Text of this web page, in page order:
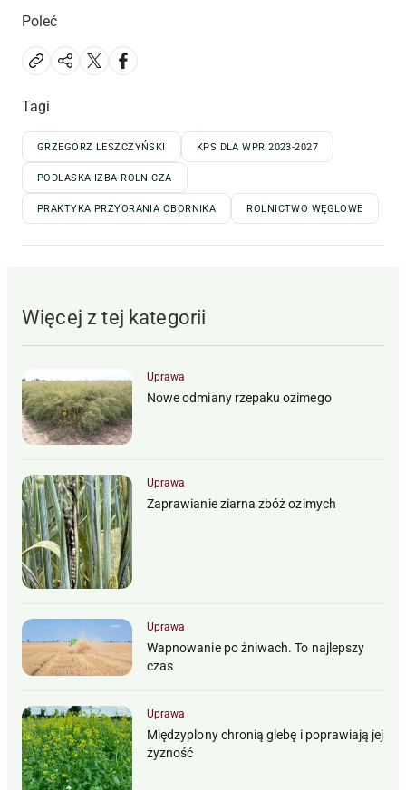
Poleć
Tagi
GRZEGORZ LESZCZYŃSKI KPS DLA WPR 2023-2027
PODLASKA IZBA ROLNICZA
PRAKTYKA PRZYORANIA OBORNIKA ROLNICTWO WĘGLOWE
Więcej z tej kategorii
Uprawa
Nowe odmiany rzepaku ozimego
Uprawa
Zaprawianie ziarna zbóż ozimych
Uprawa
Wapnowanie po żniwach. To najlepszy
czas
Uprawa
Międzyplony chronią glebę i poprawiają jej
żyzność